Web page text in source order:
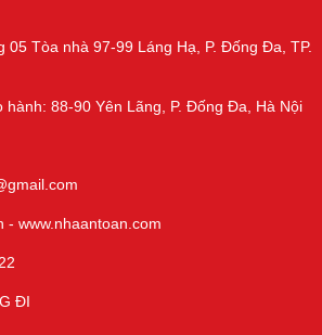
05 Tòa nhà 97-99 Láng Hạ, P. Đống Đa, TP.
hành: 88-90 Yên Lãng, P. Đống Đa, Hà Nội
- www.nhaantoan.com
ĐI